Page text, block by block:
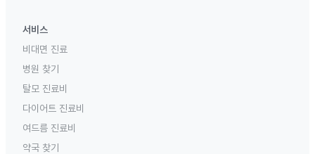
서비스
비대면 진료
병원 찾기
탈모 진료비
다이어트 진료비
여드름 진료비
약국 찾기